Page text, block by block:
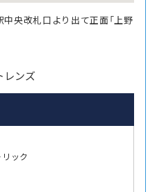
中央改札口より出て正面「上野
レンズ
ック